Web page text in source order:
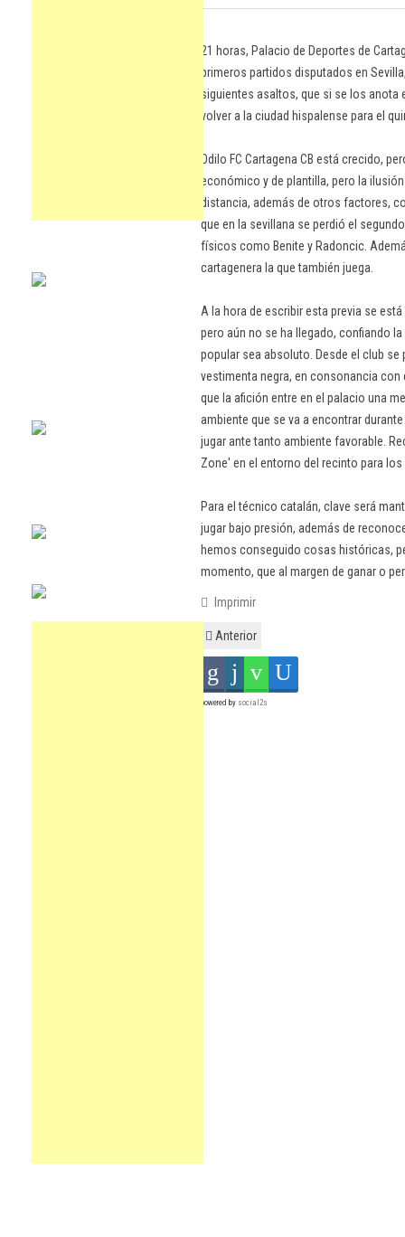
21 horas, Palacio de Deportes de
primeros partidos disputados en
siguientes asaltos, que si se los anota
volver a la ciudad hispalense para el
Odilo FC Cartagena CB está crecido,
económico y de plantilla, pero la
distancia, además de otros factores,
que en la sevillana se perdió el
físicos como Benite y Radoncic.
cartagenera la que también juega.
A la hora de escribir esta previa se
pero aún no se ha llegado, confiando
popular sea absoluto. Desde el club
vestimenta negra, en consonancia
que la afición entre en el palacio una
ambiente que se va a encontrar
jugar ante tanto ambiente favorable.
Zone' en el entorno del recinto para
Para el técnico catalán, clave será
jugar bajo presión, además de
hemos conseguido cosas históricas,
momento, que al margen de ganar o
Imprimir
Anterior
powered by social2s